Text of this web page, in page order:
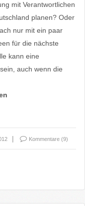
mit Verantwortlichen
planen? Oder
nur mit ein paar
für die nächste
kann eine
auch wenn die
Kommentare (9)